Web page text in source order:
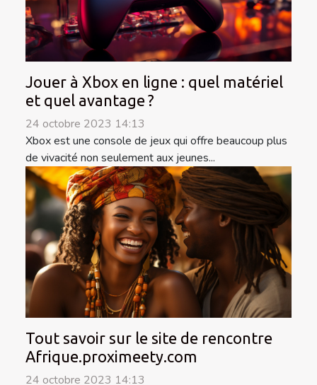
Jouer à Xbox en ligne : quel matériel
et quel avantage ?
24 octobre 2023 14:13
Xbox est une console de jeux qui offre beaucoup plus
de vivacité non seulement aux jeunes...
Tout savoir sur le site de rencontre
Afrique.proximeety.com
24 octobre 2023 14:13